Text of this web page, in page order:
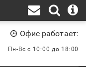
Офис работает:
Пн-Вс с 10:00 до 18:00